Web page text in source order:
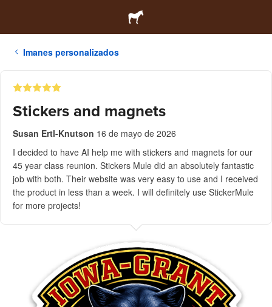
Imanes personalizados
Stickers and magnets
Susan Ertl-Knutson 16 de mayo de 2026
I decided to have AI help me with stickers and magnets for our
45 year class reunion. Stickers Mule did an absolutely fantastic
job with both. Their website was very easy to use and I received
the product in less than a week. I will definitely use StickerMule
for more projects!